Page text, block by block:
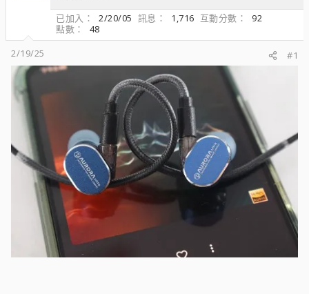
已加入
2/20/05 訊息 1,716 互動分數
92
點數
48
2/19/25
#1